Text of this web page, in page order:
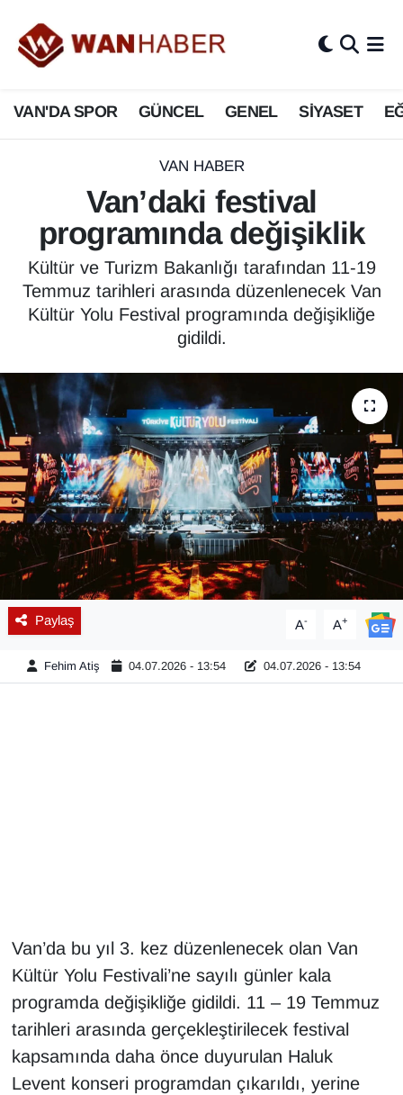
VAN'DA SPOR GÜNCEL GENEL SİYASET
VAN HABER
Van’daki festival
programında değişiklik
Kültür ve Turizm Bakanlığı tarafından 11-19
Temmuz tarihleri arasında düzenlenecek Van
Kültür Yolu Festival programında değişikliğe
gidildi.
Paylaş A- A+
Fehim Atiş 04.07.2026 - 13:54 04.07.2026 - 13:54
Van’da bu yıl 3. kez düzenlenecek olan Van
Kültür Yolu Festivali’ne sayılı günler kala
programda değişikliğe gidildi. 11 – 19 Temmuz
tarihleri arasında gerçekleştirilecek festival
kapsamında daha önce duyurulan Haluk
Levent konseri programdan çıkarıldı, yerine
3.SAYFA
ASAYİŞ
BİLİM VE TEKNOLOJİ
Biyografi
Bölge Haberleri
ÇEVRE
Dernekler, Odalar
Diğer
DÜNYA
EĞİTİM
EKONOMİ
Eleman
Emlak
HABERDE İNSAN
İngilizce
Kadın
Kamu Alımları
Van Nöbetçi Eczaneler
Van Hava Durumu
Van Namaz Vakitleri
Van Trafik Yoğunluk Haritası
Süper Lig Puan Durumu ve Fikstür
Tüm Manşetler
Son Dakika Haberleri
Haber Arşivi